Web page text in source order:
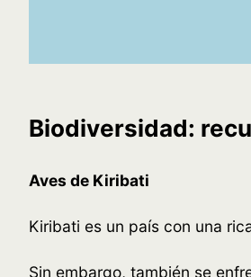
Biodiversidad:
Aves de Kiribati
Kiribati es un país con una
Sin embargo, también se